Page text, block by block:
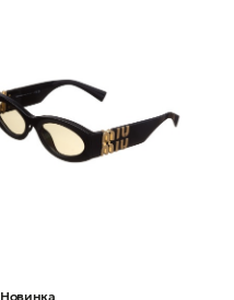
Новинка